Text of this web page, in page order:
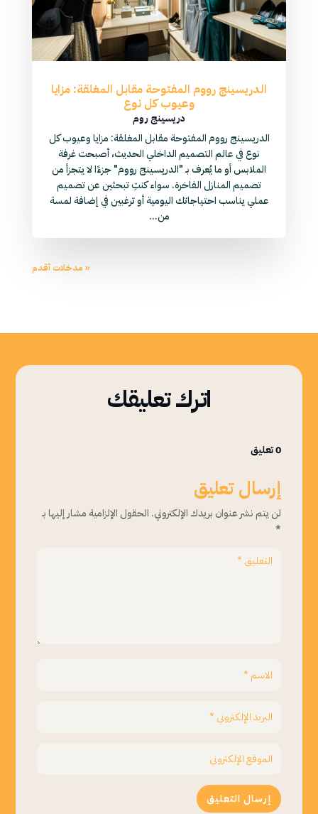
الدريسينج رووم المفتوحة مقابل المغلقة: مزايا
وعيوب كل نوع
دريسينج روم
الدريسينج رووم المفتوحة مقابل المغلقة: مزايا وعيوب كل
نوع في عالم التصميم الداخلي الحديث، أصبحت غرفة
الملابس أو ما يُعرف بـ "الدريسينج رووم" جزءًا لا يتجزأ من
تصميم المنازل الفاخرة. سواء كنتِ تبحثين عن تصميم
عملي يناسب احتياجاتك اليومية أو ترغبين في إضافة لمسة
من...
« مدخلات أقدم
اترك تعليقك
0 تعليق
إرسال تعليق
لن يتم نشر عنوان بريدك الإلكتروني. الحقول الإلزامية مشار إليها بـ
*
إرسال التعليق